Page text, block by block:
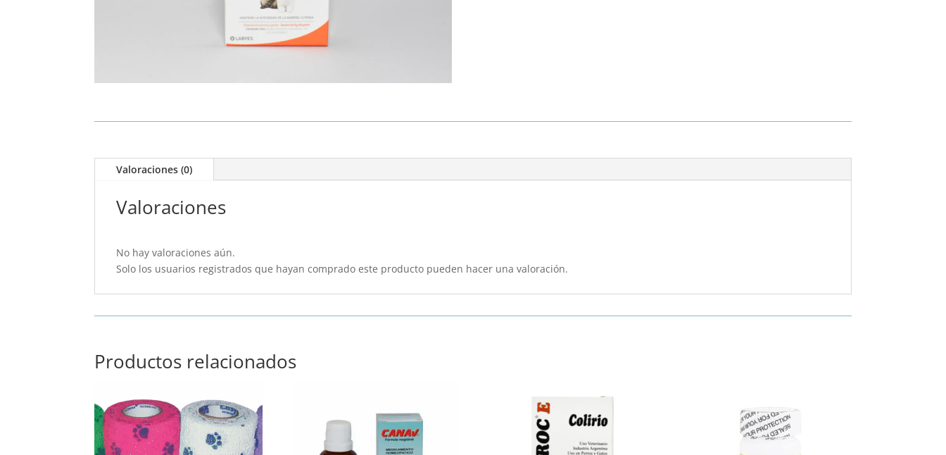
Valoraciones (0)
Valoraciones
No hay valoraciones aún.
Solo los usuarios registrados que hayan comprado este producto pueden hacer una valoración.
Productos relacionados